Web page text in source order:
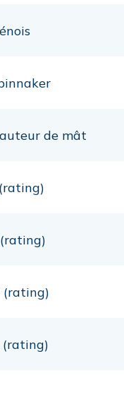
de mât
(rating)
(rating)
(rating)